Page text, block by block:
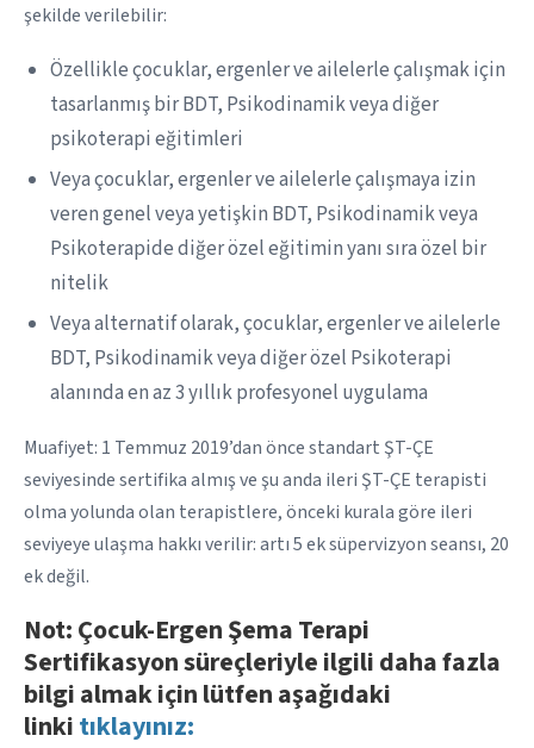
şekilde verilebilir:
Özellikle çocuklar, ergenler ve ailelerle çalışmak için
tasarlanmış bir BDT, Psikodinamik veya diğer
psikoterapi eğitimleri
Veya çocuklar, ergenler ve ailelerle çalışmaya izin
veren genel veya yetişkin BDT, Psikodinamik veya
Psikoterapide diğer özel eğitimin yanı sıra özel bir
nitelik
Veya alternatif olarak, çocuklar, ergenler ve ailelerle
BDT, Psikodinamik veya diğer özel Psikoterapi
alanında en az 3 yıllık profesyonel uygulama
Muafiyet: 1 Temmuz 2019’dan önce standart ŞT-ÇE
seviyesinde sertifika almış ve şu anda ileri ŞT-ÇE terapisti
olma yolunda olan terapistlere, önceki kurala göre ileri
seviyeye ulaşma hakkı verilir: artı 5 ek süpervizyon seansı, 20
ek değil.
Not: Çocuk-Ergen Şema Terapi
Sertifikasyon süreçleriyle ilgili daha fazla
bilgi almak için lütfen aşağıdaki
linkitıklayınız: